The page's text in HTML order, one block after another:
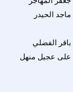
ماجد الحيدر
باقر الفضلي
على عجيل منهل